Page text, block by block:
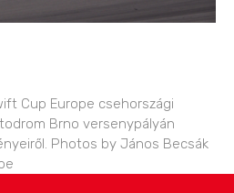
Cup Europe csehországi
Brno versenypályán
Photos by János Becsák